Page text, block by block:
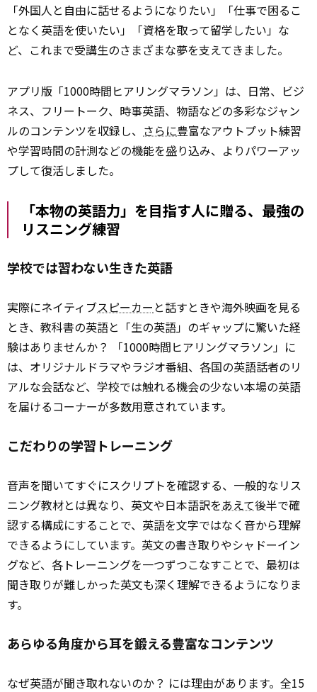
「外国人と自由に話せるようになりたい」「仕事で困るこ
となく英語を使いたい」「資格を取って留学したい」な
ど、これまで受講生のさまざまな夢を支えてきました。
アプリ版「1000時間ヒアリングマラソン」は、日常、ビジ
ネス、フリートーク、時事英語、物語などの多彩なジャン
ルのコンテンツを収録し、 さらに豊富なアウトプット練習
や学習時間の計測などの機能を盛り込み、よりパワーアッ
プして復活しました。
「本物の英語力」を目指す人に贈る、最強の
リスニング練習
学校では習わない生きた英語
実際にネイティブスピーカー と話すときや海外映画を見る
とき、教科書の英語と「生の英語」のギャップに驚いた経
験はありませんか？ 「1000時間ヒアリングマラソン」に
は、オリジナルドラマやラジオ番組、各国の英語話者のリ
アルな会話など、学校では触れる機会の少ない本場の英語
を届けるコーナーが多数用意されています。
こだわりの学習トレーニング
音声を聞いてすぐにスクリプトを確認する、一般的なリス
ニング教材とは異なり、英文や日本語訳をあえて後半で確
認する構成にすることで、英語を文字ではなく音から理解
できるようにしています。英文の書き取りやシャドーイン
グなど、各トレーニングを一つずつこなすことで、最初は
聞き取りが難しかった英文も深く理解できるようになりま
す。
あらゆる角度から耳を鍛える豊富なコンテンツ
なぜ英語が聞き取れないのか？ には理由があります。全15